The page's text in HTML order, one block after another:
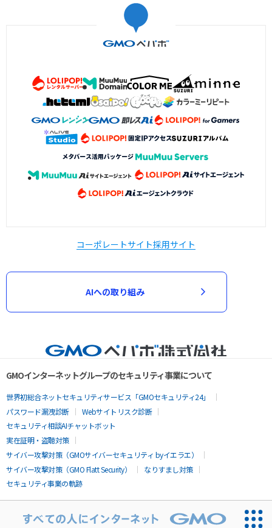
コーポレートサイト採用サイト
AIへの取り組み
GMOインターネットグループのセキュリティ事業について
世界初総合ネットセキュリティサービス「GMOセキュリティ24」
パスワード漏洩診断
Webサイトリスク診断
セキュリティ相談AIチャットボット
実在証明・盗聴対策
サイバー攻撃対策（GMOサイバーセキュリティ byイエラエ）
サイバー攻撃対策（GMO Flatt Security）
なりすまし対策
セキュリティ事業の軌跡